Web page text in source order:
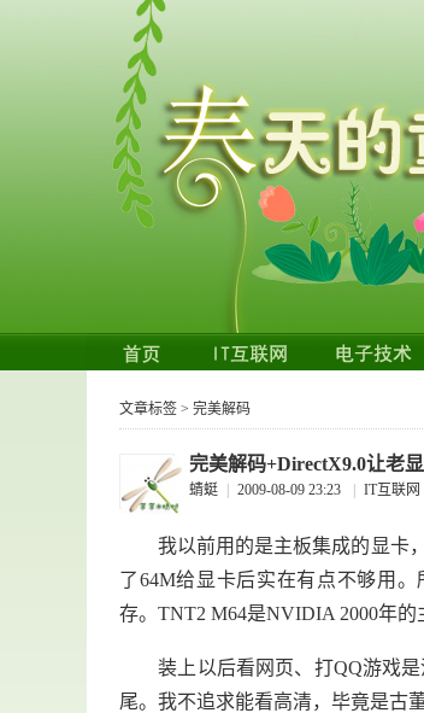
文章标签 > 完美解码
完美解码+DirectX9.0让老
蜻蜓 2009-08-09 23:23 IT互联网
我以前用的是主板集成的显卡，
了64M给显卡后实在有点不够用。
存。TNT2 M64是NVIDIA 2000年的
装上以后看网页、打QQ游戏是
尾。我不追求能看高清，毕竟是古